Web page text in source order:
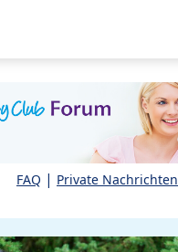
FAQ | Private Nachrichten